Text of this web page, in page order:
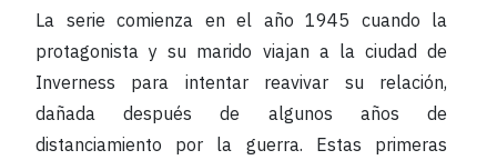
La serie comienza en el año 1945 cuando la
protagonista y su marido viajan a la ciudad de
Inverness para intentar reavivar su relación,
dañada después de algunos años de
distanciamiento por la guerra. Estas primeras